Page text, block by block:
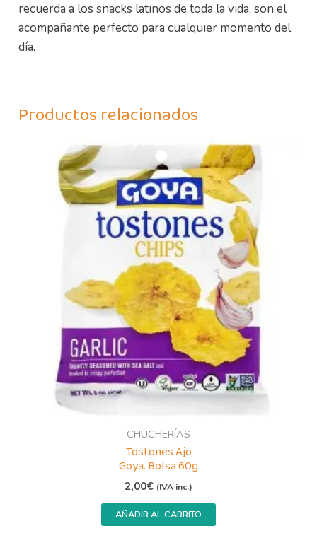
recuerda a los snacks latinos de toda la vida, son el
acompañante perfecto para cualquier momento del
día.
Productos relacionados
CHUCHERÍAS
Tostones Ajo
Goya. Bolsa 60g
2,00€ (IVA inc.)
AÑADIR AL CARRITO